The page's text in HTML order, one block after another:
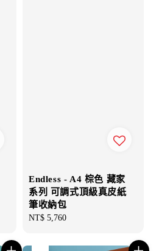
Endless - A4 棕色 藏家
系列 可調式頂級真皮紙
筆收納包
Regular
NT$ 5,760